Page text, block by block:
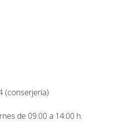
(conserjería)
de 09:00 a 14:00 h.